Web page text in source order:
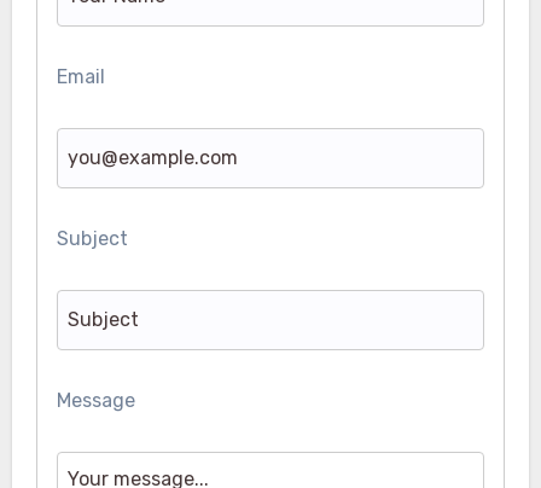
Email
Subject
Message